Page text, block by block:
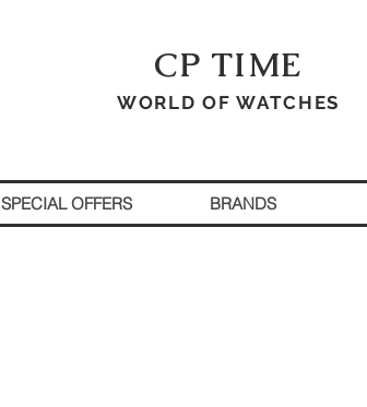
CP TIME
WORLD OF WATCHES
SPECIAL OFFERS BRANDS